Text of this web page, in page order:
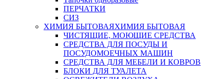
ПЕРЧАТКИ
СИЗ
ХИМИЯ БЫТОВАЯХИМИЯ БЫТОВАЯ
ЧИСТЯЩИЕ, МОЮЩИЕ СРЕДСТВА
СРЕДСТВА ДЛЯ ПОСУДЫ И
ПОСУДОМОЕЧНЫХ МАШИН
СРЕДСТВА ДЛЯ МЕБЕЛИ И КОВРОВ
БЛОКИ ДЛЯ ТУАЛЕТА